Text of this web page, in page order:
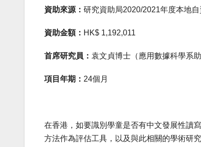
資助來源： 研究資助局2020/2021年度本地
資助金額： HK$ 1,192,011
首席研究員： 袁文貞博士（應用數據科學系助
項目年期： 24個月
在香港，如要識別 學童是否有中文發展性讀
方法作為評估工具 ，以及與此相關的學術研